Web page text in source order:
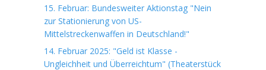
15. Februar: Bundesweiter Aktionstag "Nein
zur Stationierung von US-
Mittelstreckenwaffen in Deutschland!"
14. Februar 2025: "Geld ist Klasse -
Ungleichheit und Überreichtum" (Theaterstück